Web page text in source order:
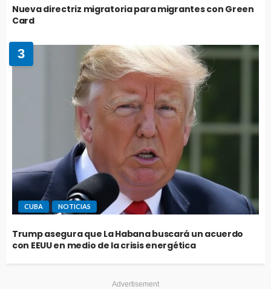
Nueva directriz migratoria para migrantes con Green
Card
3
CUBA NOTICIAS
Trump asegura que La Habana buscará un acuerdo
con EEUU en medio de la crisis energética
Advertisement